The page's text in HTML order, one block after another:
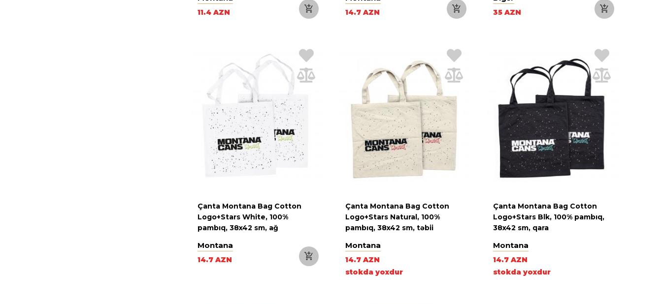
11.4 AZN 14.7 AZN 35 AZN
Çanta Montana Bag Cotton
Logo+Stars White, 100%
pambıq, 38x42 sm, ağ
Montana
14.7 AZN
Çanta Montana Bag Cotton
Logo+Stars Natural, 100%
pambıq, 38x42 sm, təbii
Montana
14.7 AZN
stokda yoxdur
Çanta Montana Bag Cotton
Logo+Stars Blk, 100% pambıq,
38x42 sm, qara
Montana
14.7 AZN
stokda yoxdur